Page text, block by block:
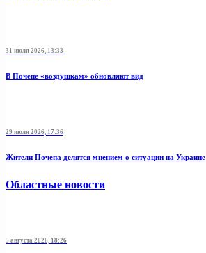
31 июля 2026, 13:33
В Почепе «воздушкам» обновляют вид
29 июля 2026, 17:36
Жители Почепа делятся мнением о ситуации на Украине
Областные новости
5 августа 2026, 18:26